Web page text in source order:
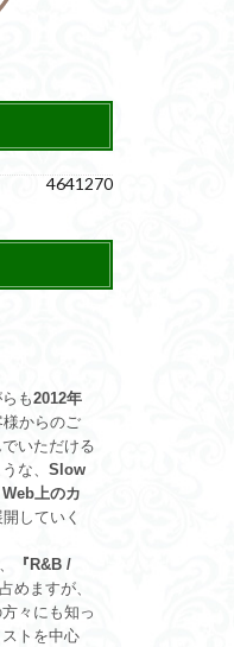
4641270
も2012年
からのご
いただける
な、 Slow
Web上のカ
していく
『R&B /
めますが、
々にも知っ
トを中心